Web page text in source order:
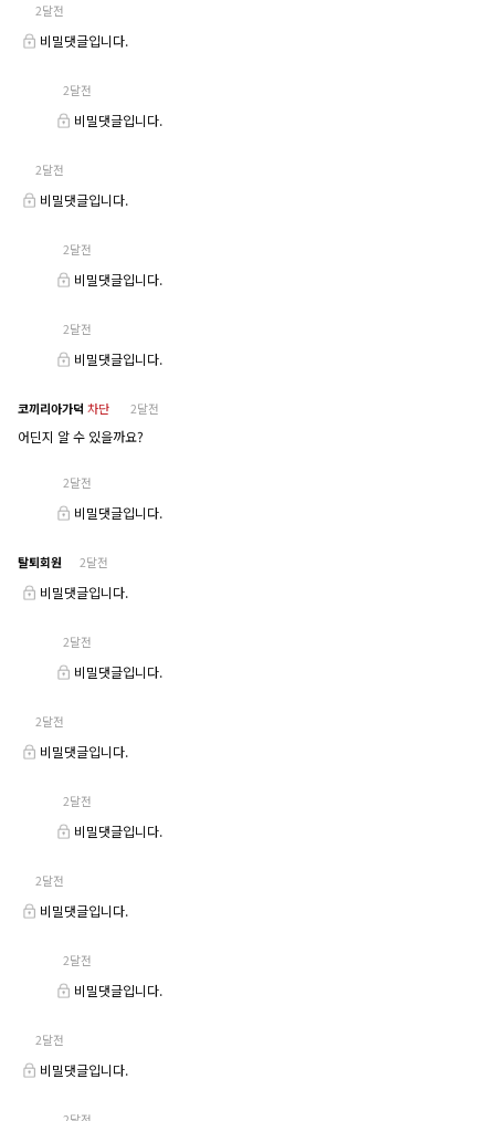
2달전
비밀댓글입니다.
2달전
비밀댓글입니다.
2달전
비밀댓글입니다.
2달전
비밀댓글입니다.
2달전
비밀댓글입니다.
코끼리아가덕 차단 2달전
어딘지 알 수 있을까요?
2달전
비밀댓글입니다.
탈퇴회원 2달전
비밀댓글입니다.
2달전
비밀댓글입니다.
2달전
비밀댓글입니다.
2달전
비밀댓글입니다.
2달전
비밀댓글입니다.
2달전
비밀댓글입니다.
2달전
비밀댓글입니다.